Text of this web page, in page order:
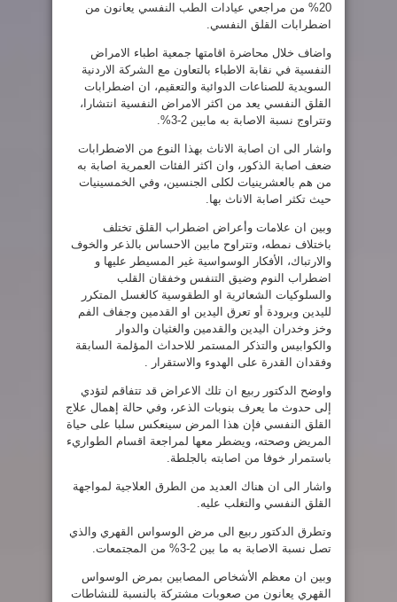
20% من مراجعي عيادات الطب النفسي يعانون من
اضطرابات القلق النفسي.
واضاف خلال محاضرة اقامتها جمعية اطباء الامراض
النفسية في نقابة الاطباء بالتعاون مع الشركة الاردنية
السويدية للصناعات الدوائية والتعقيم، ان اضطرابات
القلق النفسي يعد من اكثر الامراض النفسية انتشارا،
وتتراوج نسبة الاصابة به مابين 2-3%.
واشار الى ان اصابة الاناث بهذا النوع من الاضطرابات
ضعف اصابة الذكور، وان اكثر الفئات العمرية اصابة به
من هم بالعشرينيات لكلى الجنسين، وفي الخمسينيات
حيث تكثر اصابة الاناث بها.
وبين ان علامات وأعراض اضطراب القلق تختلف
باختلاف نمطه، وتتراوح مابين الاحساس بالذعر والخوف
والارتباك، الأفكار الوسواسية غير المسيطر عليها و
اضطراب النوم وضيق التنفس وخفقان القلب
والسلوكيات الشعائرية او الطقوسية كالغسل المتكرر
لليدين وبرودة أو تعرق اليدين او القدمين وجفاف الفم
وخز وخدران اليدين والقدمين والغثيان والدوار
والكوابيس والتذكر المستمر للاحداث المؤلمة السابقة
وفقدان القدرة على الهدوء والاستقرار .
واوضح الدكتور ربيع ان تلك الاعراض قد تتفاقم لتؤدي
إلى حدوث ما يعرف بنوبات الذعر، وفي حالة إهمال علاج
القلق النفسي فإن هذا المرض سينعكس سلبا على حياة
المريض وصحته، ويضطر معها لمراجعة اقسام الطواريء
باستمرار خوفا من اصابته بالجلطة.
واشار الى ان هناك العديد من الطرق العلاجية لمواجهة
القلق النفسي والتغلب عليه.
وتطرق الدكتور ربيع الى مرض الوسواس القهري والذي
تصل نسبة الاصابة به ما بين 2-3% من المجتمعات.
وبين ان معظم الأشخاص المصابين بمرض الوسواس
القهري يعانون من صعوبات مشتركة بالنسبة للنشاطات